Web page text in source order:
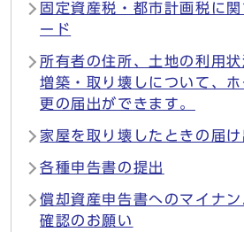
固定資産税・都市計画税に
ード
所有者の住所、土地の利用状
増築・取り壊しについて、
更の届出ができます。
家屋を取り壊したときの届け
各種申告書の提出
償却資産申告書へのマイナ
確認のお願い